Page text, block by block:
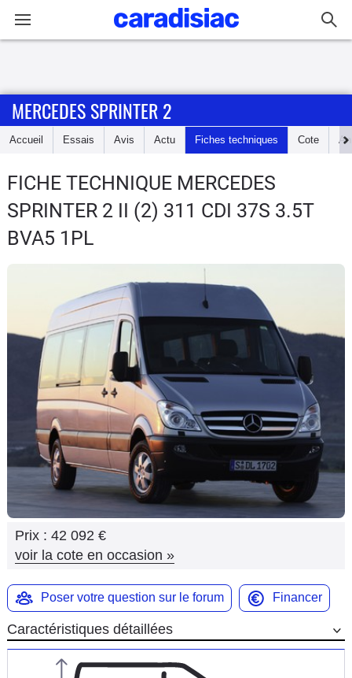
Accueil
Essais
Guide
d'achat
Utilitaires
Flottes
Auto
Services
Forum
Moto
Marques
MERCEDES SPRINTER 2
Accueil Essais Avis Actu Fiches techniques Cote
FICHE TECHNIQUE MERCEDES
SPRINTER 2 II (2) 311 CDI 37S 3.5T
BVA5 1PL
Prix : 42 092 €
voir la cote en occasion »
Poser votre question sur le forum Financer
Caractéristiques détaillées